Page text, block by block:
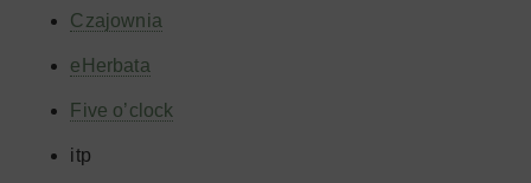
Czajownia
eHerbata
Five o’clock
itp